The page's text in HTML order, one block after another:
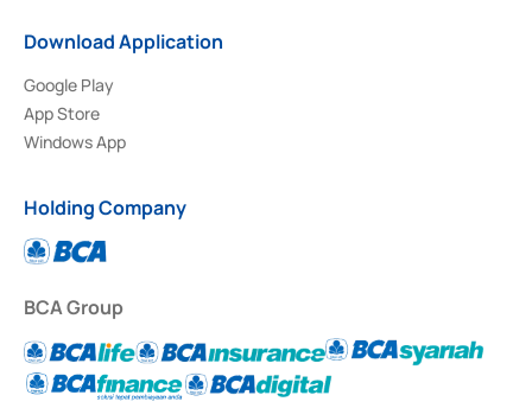
Download Application
Google Play
App Store
Windows App
Holding Company
BCA Group